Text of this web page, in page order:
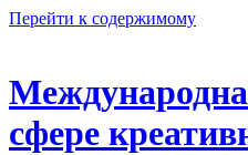
Перейти к содержимому
сфере